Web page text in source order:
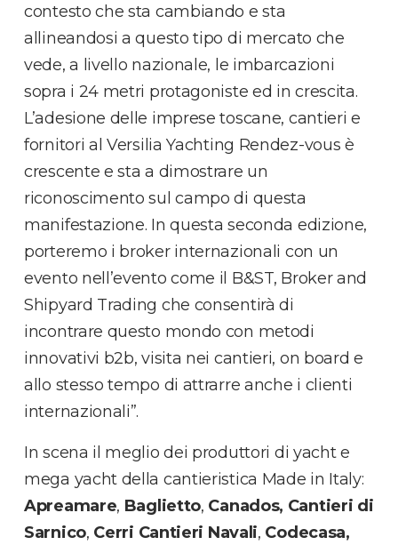
contesto che sta cambiando e sta
allineandosi a questo tipo di mercato che
vede, a livello nazionale, le imbarcazioni
sopra i 24 metri protagoniste ed in crescita.
L’adesione delle imprese toscane, cantieri e
fornitori al Versilia Yachting Rendez-vous è
crescente e sta a dimostrare un
riconoscimento sul campo di questa
manifestazione. In questa seconda edizione,
porteremo i broker internazionali con un
evento nell’evento come il B&ST, Broker and
Shipyard Trading che consentirà di
incontrare questo mondo con metodi
innovativi b2b, visita nei cantieri, on board e
allo stesso tempo di attrarre anche i clienti
internazionali”.
In scena il meglio dei produttori di yacht e
mega yacht della cantieristica Made in Italy:
Apreamare, Baglietto, Canados, Cantieri di
Sarnico, Cerri Cantieri Navali, Codecasa,